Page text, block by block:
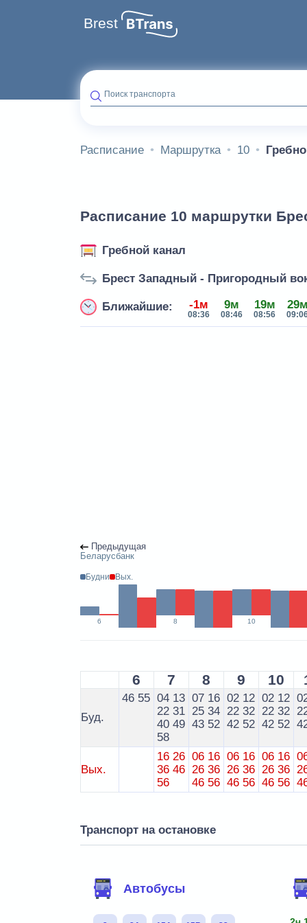
Brest
Поиск транспорта
Расписание Маршрутка 10
Расписание 10 маршрутки
Гребной канал
Брест Западный - Пригородный
Ближайшие: -1м
08:36
9м
08:46
19м
08:56
Предыдущая
Беларусбанк
Будни Вых.
6 8 10
6 7 8 9 10
Буд.
46 55 04 13
22 31
40 49
58
07 16
25 34
43 52
02 12
22 32
42 52
02 12
22 32
42 52
Вых.
16 26
36 46
56
06 16
26 36
46 56
06 16
26 36
46 56
06 16
26 36
46 56
Транспорт на остановке
Автобусы